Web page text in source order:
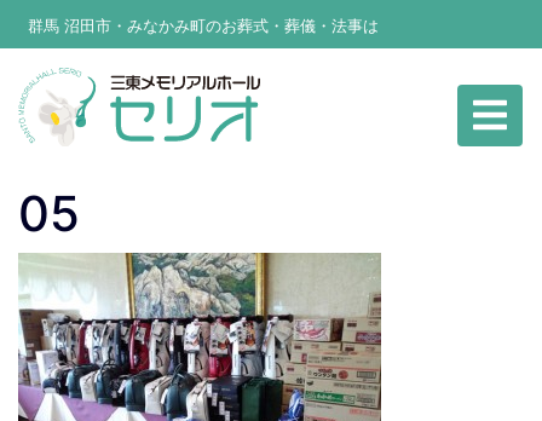
群馬 沼田市・みなかみ町のお葬式・葬儀・法事は
05